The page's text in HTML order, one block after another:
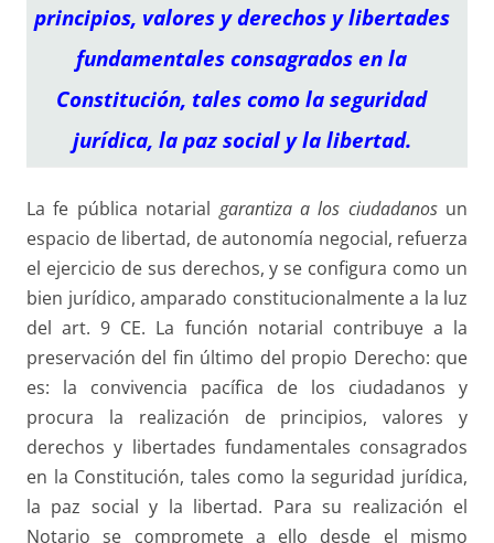
principios, valores y derechos y libertades
fundamentales consagrados en la
Constitución, tales como la seguridad
jurídica, la paz social y la libertad.
La fe pública notarial garantiza a los ciudadanosun
espacio de libertad, de autonomía negocial, refuerza
el ejercicio de sus derechos, y se configura como un
bien jurídico, amparado constitucionalmente a la luz
del art. 9 CE. La función notarial contribuye a la
preservación del fin último del propio Derecho: que
es: la convivencia pacífica de los ciudadanos y
procura la realización de principios, valores y
derechos y libertades fundamentales consagrados
en la Constitución, tales como la seguridad jurídica,
la paz social y la libertad. Para su realización el
Notario se compromete a ello desde el mismo